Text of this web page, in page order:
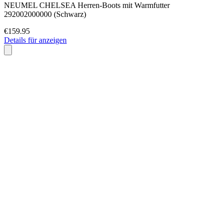
NEUMEL CHELSEA Herren-Boots mit Warmfutter
292002000000 (Schwarz)
€159.95
Details für anzeigen